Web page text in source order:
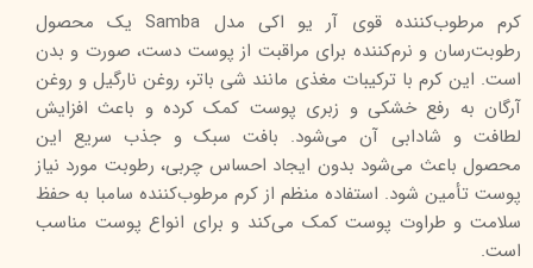
کرم مرطوب‌کننده قوی آر یو اکی مدل Samba یک محصول
رطوبت‌رسان و نرم‌کننده برای مراقبت از پوست دست، صورت و بدن
است. این کرم با ترکیبات مغذی مانند شی باتر، روغن نارگیل و روغن
آرگان به رفع خشکی و زبری پوست کمک کرده و باعث افزایش
لطافت و شادابی آن می‌شود. بافت سبک و جذب سریع این
محصول باعث می‌شود بدون ایجاد احساس چربی، رطوبت مورد نیاز
پوست تأمین شود. استفاده منظم از کرم مرطوب‌کننده سامبا به حفظ
سلامت و طراوت پوست کمک می‌کند و برای انواع پوست مناسب
است.